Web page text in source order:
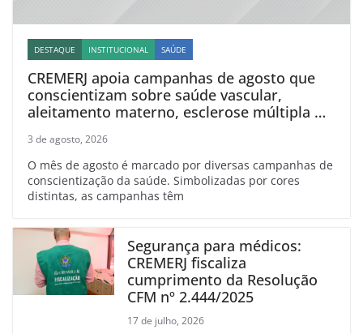
DESTAQUE INSTITUCIONAL SAÚDE
CREMERJ apoia campanhas de agosto que
conscientizam sobre saúde vascular,
aleitamento materno, esclerose múltipla e
3 de agosto, 2026
O mês de agosto é marcado por diversas campanhas de
conscientização da saúde. Simbolizadas por cores
distintas, as campanhas têm
Segurança para médicos:
CREMERJ fiscaliza
cumprimento da Resolução
CFM nº 2.444/2025
17 de julho, 2026